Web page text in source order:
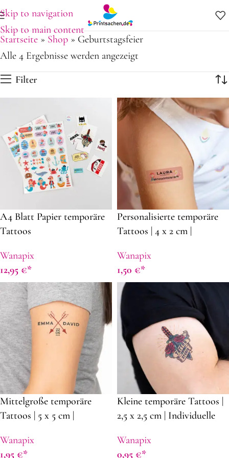
Skip to navigation
Skip to main content
Startseite » Shop » Geburtstagsfeier
Alle 4 Ergebnisse werden angezeigt
Filter
A4 Blatt Papier temporäre
Tattoos
Wanapix
12,95 €
Personalisierte temporäre
Tattoos | 4 x 2 cm |
Klebetattoos | Keine
Mindestbestellmenge |
Schulanfang
Wanapix
1,50 €
Mittelgroße temporäre
Tattoos | 5 x 5 cm |
Klebetattoos | Klebetattoos
Wanapix
1,95 €
Kleine temporäre Tattoos |
2,5 x 2,5 cm | Individuelle
| Klebetattoos für Kinder |
Wanapix
0,95 €